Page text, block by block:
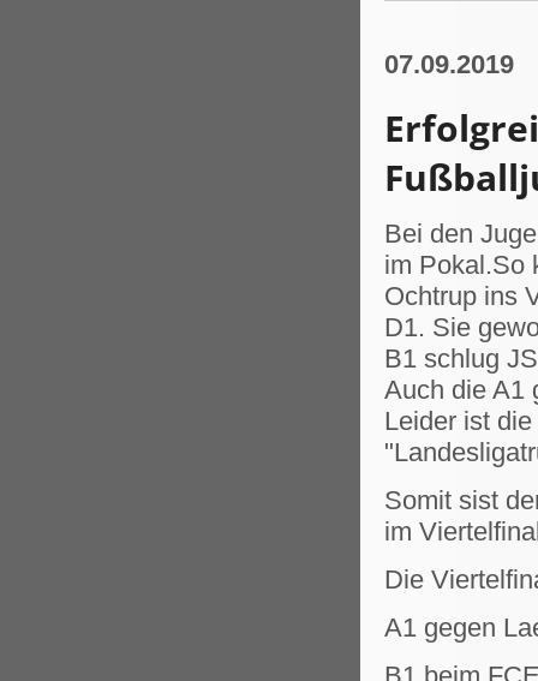
07.09.2019
Bei den
im Pokal.So
Ochtrup ins
D1. Sie
B1 schlug
Auch die A1
Leider ist
Somit sist
im
Die
A1 gegen